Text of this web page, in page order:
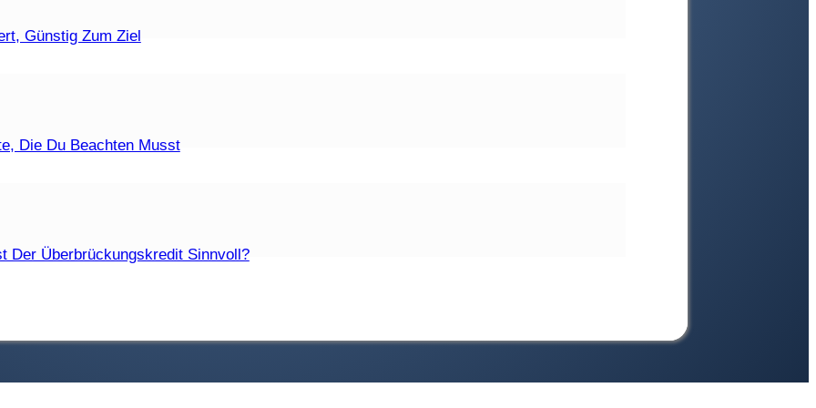
Sind Zulässig?
Eine Fristlose Kündigung?
Unterschiede?
Günstig Zum Ziel
Die Du Beachten Musst
Der Überbrückungskredit Sinnvoll?